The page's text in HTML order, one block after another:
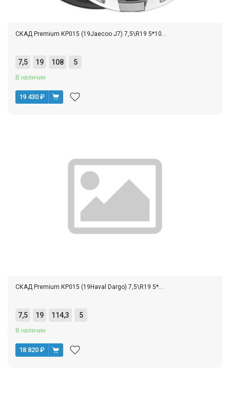
СКАД Premium КР015 (19Jaecoo J7) 7,5\R19 5*10...
7,5 19 108 5
В наличии
19 430 ₽
СКАД Premium КР015 (19Haval Dargo) 7,5\R19 5*...
7,5 19 114,3 5
В наличии
18 820 ₽